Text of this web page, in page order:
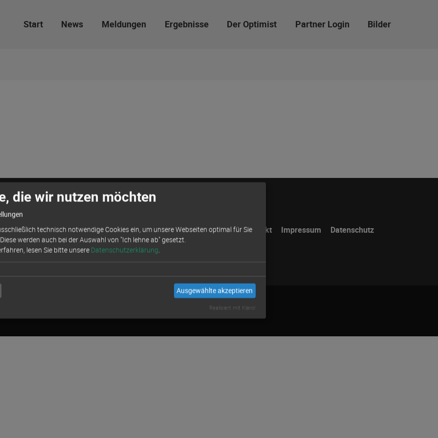
Start News Meldungen Ergebnisse Der Optimist Partner Login Bilder
Kontakt Impressum Datenschutz
/ 2026
die wir nutzen möchten
technisch notwendige Cookies ein, um unsere Webseiten optimal für Sie
werden auch bei der Auswahl von "Ich lehne ab" gesetzt.
lesen Sie bitte unsere Datenschutzerklärung.
Ausgewählte akzeptieren
Realisiert mit Klaro!